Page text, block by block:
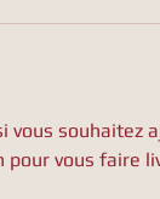
vous souhaitez
vous faire